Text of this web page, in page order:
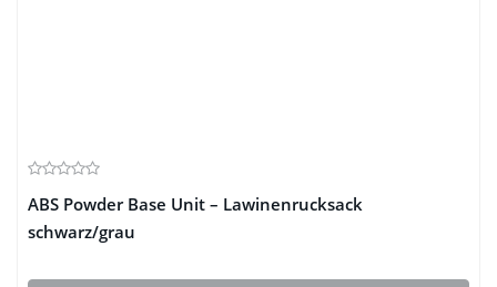
ABS Powder Base Unit – Lawinenrucksack
schwarz/grau